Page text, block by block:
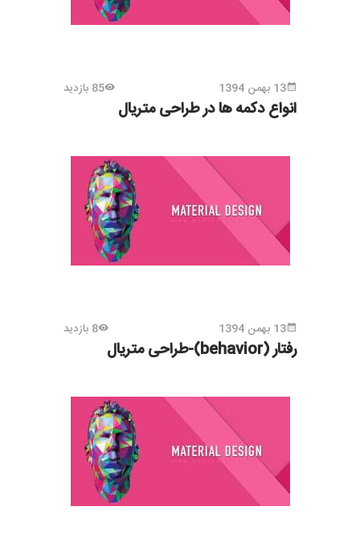
13 بهمن 1394 85 بازدید
انواع دکمه ها در طراحی متریال
13 بهمن 1394 8 بازدید
رفتار (behavior)-طراحی متریال